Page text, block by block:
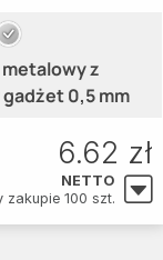
metalowy z
0,5 mm
6.62 zł
NETTO
zakupie 100 szt.